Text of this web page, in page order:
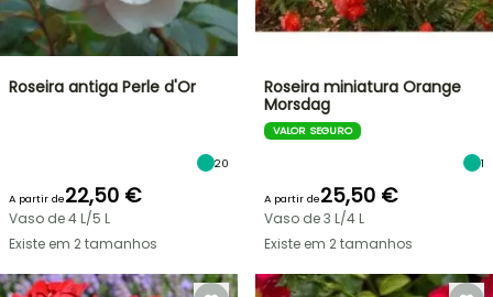
Roseira antiga Perle d'Or
20
A partir de22,50 €
Vaso de 4 L/5 L
Existe em 2 tamanhos
Roseira miniatura Orange
Morsdag
VALOR SEGURO
1
A partir de25,50 €
Vaso de 3 L/4 L
Existe em 2 tamanhos